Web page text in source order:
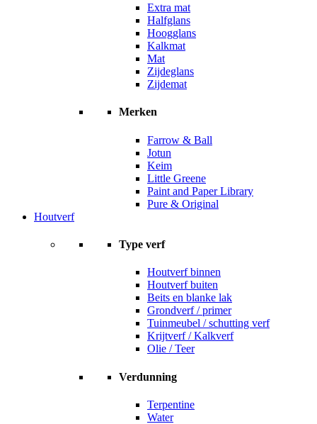
Extra mat
Halfglans
Hoogglans
Kalkmat
Mat
Zijdeglans
Zijdemat
Merken
Farrow & Ball
Jotun
Keim
Little Greene
Paint and Paper Library
Pure & Original
Houtverf
Type verf
Houtverf binnen
Houtverf buiten
Beits en blanke lak
Grondverf / primer
Tuinmeubel / schutting verf
Krijtverf / Kalkverf
Olie / Teer
Verdunning
Terpentine
Water